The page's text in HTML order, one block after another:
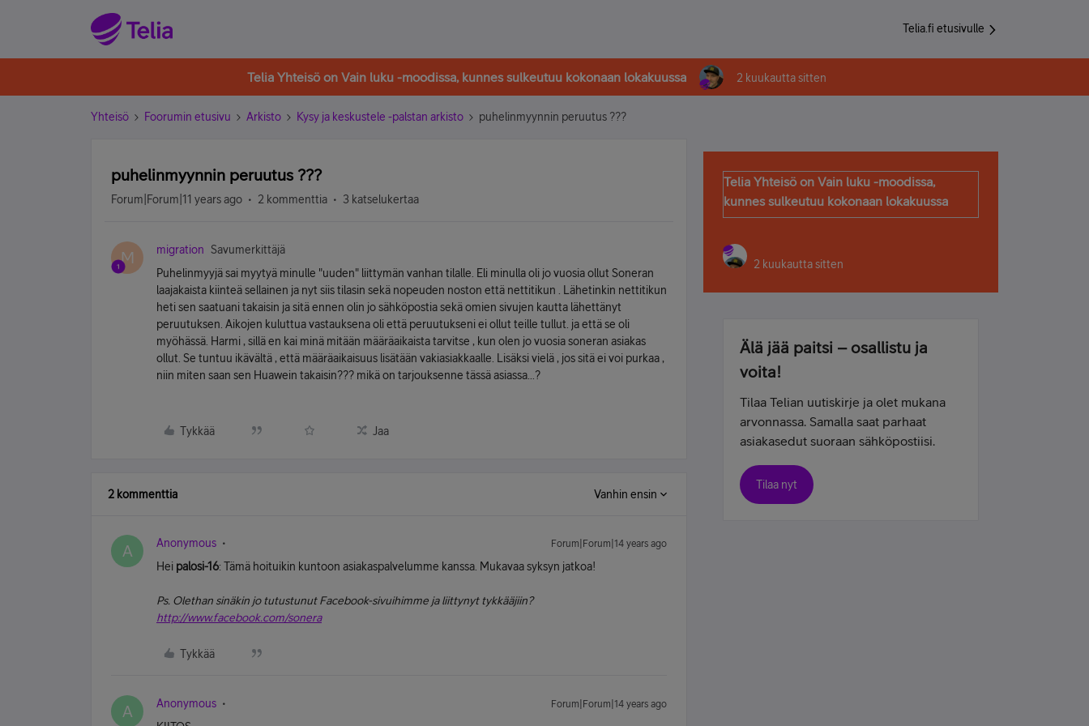
Telia.fi etusivulle
Telia Yhteisö on Vain luku -moodissa, kunnes sulkeutuu kokonaan lokakuussa 2 kuukautta sitten
Yhteisö Foorumin etusivu Arkisto Kysy ja keskustele -palstan arkisto puhelinmyynnin peruutus ???
puhelinmyynnin peruutus ???
Forum|Forum|11 years ago 2 kommenttia 3 katselukertaa
M migration
Savumerkittäjä
Puhelinmyyjä sai myytyä minulle "uuden" liittymän vanhan tilalle. Eli minulla oli jo vuosia ollut Soneran
laajakaista kiinteä sellainen ja nyt siis tilasin sekä nopeuden noston että nettitikun . Lähetinkin nettitikun
heti sen saatuani takaisin ja sitä ennen olin jo sähköpostia sekä omien sivujen kautta lähettänyt
peruutuksen. Aikojen kuluttua vastauksena oli että peruutukseni ei ollut teille tullut. ja että se oli
myöhässä. Harmi , sillä en kai minä mitään määräaikaista tarvitse , kun olen jo vuosia soneran asiakas
ollut. Se tuntuu ikävältä , että määräaikaisuus lisätään vakiasiakkaalle. Lisäksi vielä , jos sitä ei voi purkaa ,
niin miten saan sen Huawein takaisin??? mikä on tarjouksenne tässä asiassa...?
Tykkää Jaa
2 kommenttia Vanhin ensin
A Anonymous Forum|Forum|14 years ago
Hei palosi-16: Tämä hoituikin kuntoon asiakaspalvelumme kanssa. Mukavaa syksyn jatkoa!
Ps. Olethan sinäkin jo tutustunut Facebook-sivuihimme ja liittynyt tykkääjiin?
http://www.facebook.com/sonera
Tykkää
A Anonymous Forum|Forum|14 years ago
Telia Yhteisö on Vain luku -moodissa,
kunnes sulkeutuu kokonaan lokakuussa
2 kuukautta sitten
Älä jää paitsi – osallistu ja
voita!
Tilaa Telian uutiskirje ja olet mukana
arvonnassa. Samalla saat parhaat
asiakasedut suoraan sähköpostiisi.
Tilaa nyt